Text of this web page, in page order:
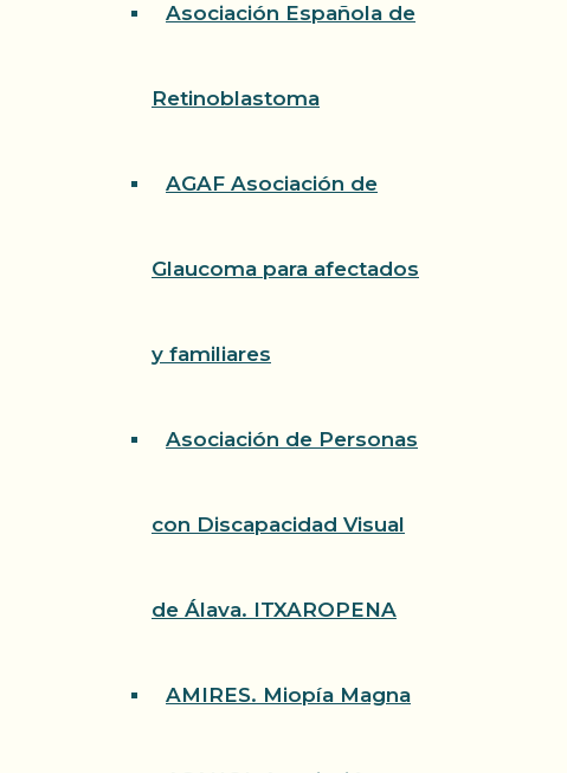
Asociación Española de
Retinoblastoma
AGAF Asociación de
Glaucoma para afectados
y familiares
Asociación de Personas
con Discapacidad Visual
de Álava. ITXAROPENA
AMIRES. Miopía Magna